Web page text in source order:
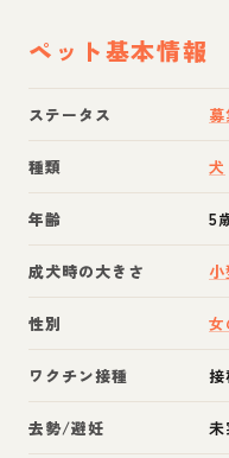
ペット基本情報
ステータス
種類 犬
年齢 5
成犬時の大きさ 小
性別 女
ワクチン接種 接
去勢/避妊 未